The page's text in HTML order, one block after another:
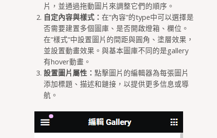
片，並通過拖動圖片來調整它們的順序。
自定內容與樣式： 在”內容”的type中可以選擇是
否需要建置多個圖庫、是否開啟燈箱、欄位。
在”樣式”中設置圖片的間距與圓角、塗層效果，
並設置動畫效果。與基本圖庫不同的是gallery
有hover動畫。
設置圖片屬性： 點擊圖片的編輯器為每張圖片
添加標題、描述和鏈接，以提供更多信息或導
航。